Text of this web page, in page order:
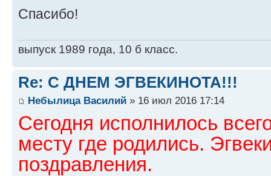
Спасибо!
выпуск 1989 года, 10 б класс.
Re: С ДНЕМ ЭГВЕКИНОТА!!!
Небылица Василий » 16 июл 2016 17:14
Сегодня исполнилось
месту где родились.
поздравления.